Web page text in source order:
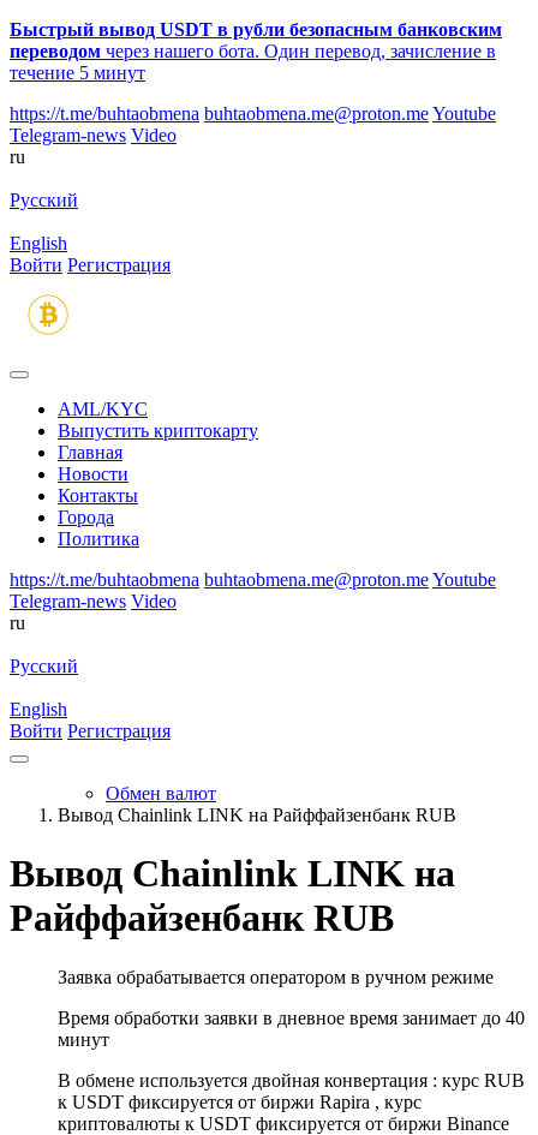
Быстрый вывод USDT в рубли безопасным банковским
переводом через нашего бота. Один перевод, зачисление в
течение 5 минут
https://t.me/buhtaobmena buhtaobmena.me@proton.meYoutube
Telegram-news Video
ru
Русский
English
Войти Регистрация
AML/KYC
Выпустить криптокарту
Главная
Новости
Контакты
Города
Политика
https://t.me/buhtaobmena buhtaobmena.me@proton.meYoutube
Telegram-news Video
ru
Русский
English
Войти Регистрация
Обмен валют
Вывод Chainlink LINK на Райффайзенбанк RUB
Вывод Chainlink LINK на
Райффайзенбанк RUB
Заявка обрабатывается оператором в ручном режиме
Время обработки заявки в дневное время занимает до 40
минут
В обмене используется двойная конвертация : курс RUB
к USDT фиксируется от биржи Rapira , курс
криптовалюты к USDT фиксируется от биржи Binance